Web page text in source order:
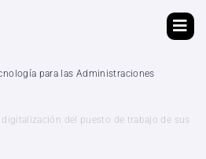
para las Administraciones
del puesto de trabajo de sus